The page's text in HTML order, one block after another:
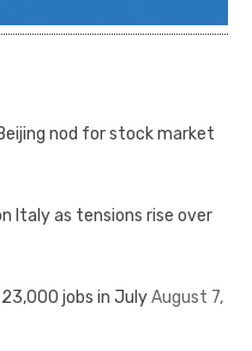
nod for stock market
Italy as tensions rise over
jobs in JulyAugust 7,